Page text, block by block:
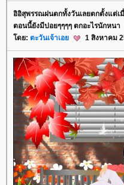
อิอิสุพรรณฝนตกทั้งวันเลยตกตั้งแต่เ
ตอนนี้ยังมีปอยๆๆๆๆ ตกอะไรนักหนา
ดย: ตะวันเจ้าเอ 1 สิงหาคม